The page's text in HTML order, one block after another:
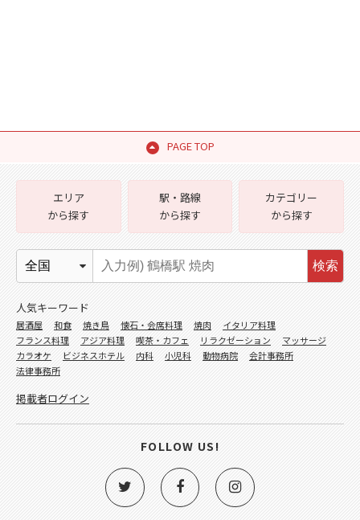
PAGE TOP
エリア
から探す
駅・路線
から探す
カテゴリー
から探す
検索
人気キーワード
居酒屋 和食 焼き鳥 懐石・会席料理 焼肉
イタリア料理
フランス料理
アジア料理 喫茶・カフェ リラクゼーション
マッサージ
カラオケ
ビジネスホテル 内科 小児科 動物病院
会計事務所
法律事務所
掲載者ログイン
FOLLOW US!